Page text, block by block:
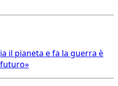
il pianeta e fa la guerra è